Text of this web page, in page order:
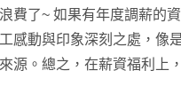
費了~ 如果有年度調薪的
感動與印象深刻之處，像
源。總之，在薪資福利上